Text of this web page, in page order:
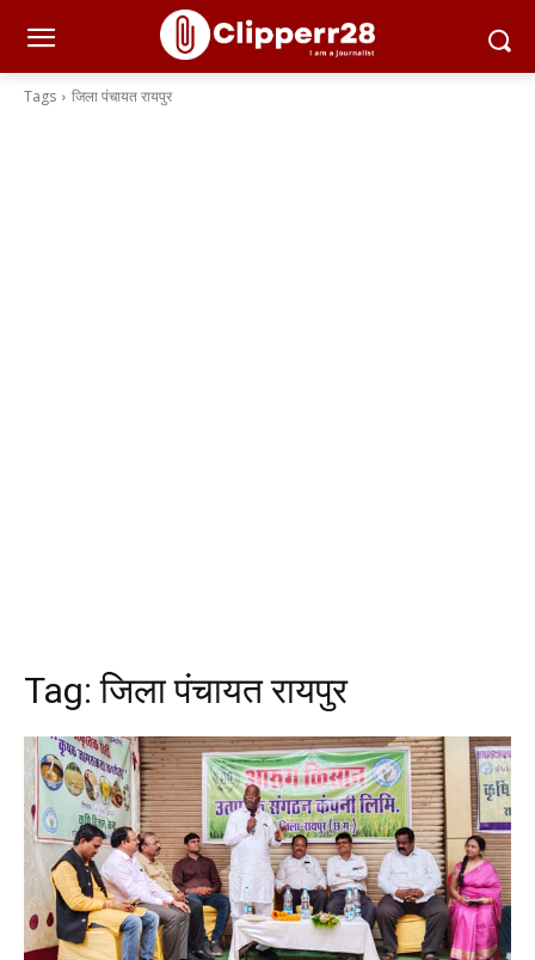
Tags जिला पंचायत रायपुर
Tag:जिला पंचायत रायपुर